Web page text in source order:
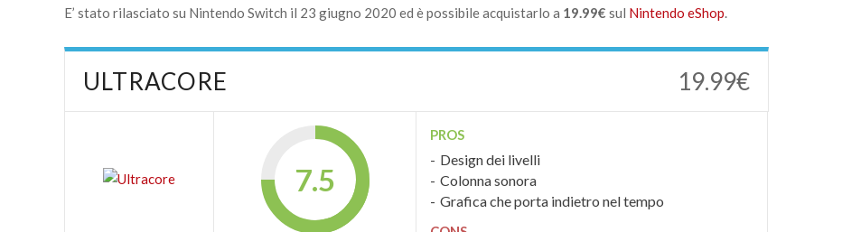
E’ stato rilasciato su Nintendo Switch il 23 giugno 2020 ed è possibile acquistarlo a 19.99€ sul Nintendo eShop.
ULTRACORE 19.99€
7.5
PROS
Design dei livelli
Colonna sonora
Grafica che porta indietro nel tempo